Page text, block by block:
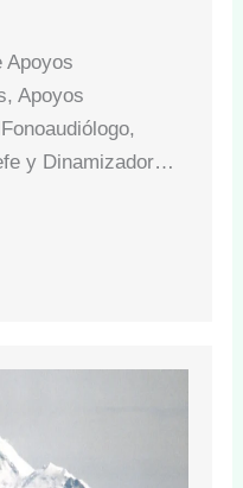
Apoyos
Apoyos
y Dinamizador…